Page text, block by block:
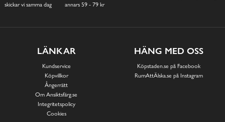
skickar vi samma dag
annars 59 - 79 kr
LÄNKAR
Kundservice
Köpvillkor
Ångerrätt
Om Ansiktsfärg.se
Integritetspolicy
Cookies
HÄNG MED OSS
Köpstaden.se på Facebook
RumAttÄlska.se på Instagram